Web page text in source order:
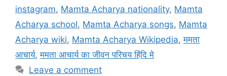
instagram, Mamta Acharya nationality, Mamta
Acharya school, Mamta Acharya songs, Mamta
Acharya wiki, Mamta Acharya Wikipedia,ममता
आचार्य,ममता आचार्य का जीवन परिचय हिंदि मे
Leave a comment